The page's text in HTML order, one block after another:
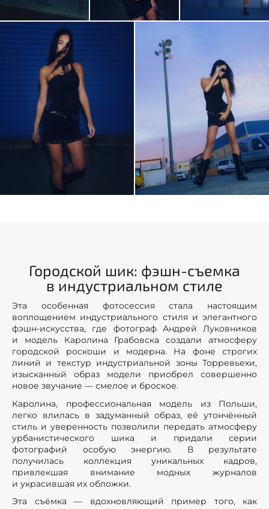
Городской шик: фэшн-съемка
в индустриальном стиле
Эта особенная фотосессия стала настоящим
воплощением индустриального стиля и элегантного
фэшн-искусства, где фотограф Андрей Луковников
и модель Каролина Грабовска создали атмосферу
городской роскоши и модерна. На фоне строгих
линий и текстур индустриальной зоны Торревьехи,
изысканный образ модели приобрел совершенно
новое звучание — смелое и броское.
Каролина, профессиональная модель из Польши,
легко влилась в задуманный образ, её утончённый
стиль и уверенность позволили передать атмосферу
урбанистического шика и придали серии
фотографий особую энергию. В результате
получилась коллекция уникальных кадров,
привлекшая внимание модных журналов
и украсившая их обложки.
Эта съёмка — вдохновляющий пример того, как